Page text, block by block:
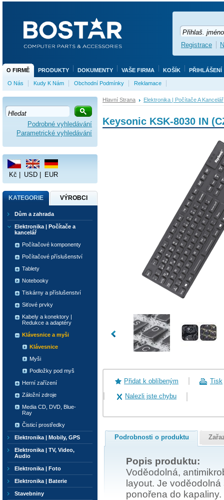
Hlavní Strana Elektronika | Počítače A Kancelář
Keysonic KSK-8030 IN
Přidat k oblíbeným
Tisk
Nalezli jste chybu
Podrobnosti o produktu
Popis produktu:
Voděodolná,
layout. Je
ponořena do kapaliny.
Podrobné vyhledávání
Parametrické vyhledávání
Kč USD EUR
KATEGORIE VÝROBCI
Dům a zahrada
Elektronika | Počítače a
kancelář
Počítačové komponenty
Počítačové příslušenství
Tablety
Notebooky
Tiskárny a příslušenství
Siťové prvky
Kabely a konektory |
Redukce a adaptéry
Klávesnice a myši
Klávesnice
Myši
Podložky pod myš
Herní zařízení
Záložní zdroje
Media CD, DVD, Blue-
Ray
Čisticí prostředky
Elektronika | Mobily, GPS
Elektronika | TV, Video,
Audio
Elektronika | Foto
Elektronika | Baterie
Stavebniny
O FIRMĚ PRODUKTY DOKUMENTY VAŠE FIRMA KOŠÍK PŘIHLÁŠENÍ
O Nás Kudy K Nám Obchodní Podmínky Reklamace
Registrace